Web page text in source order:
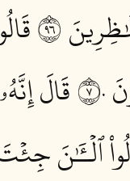
٦٩
قَالَ
ٱلۡـَٰٔنَ